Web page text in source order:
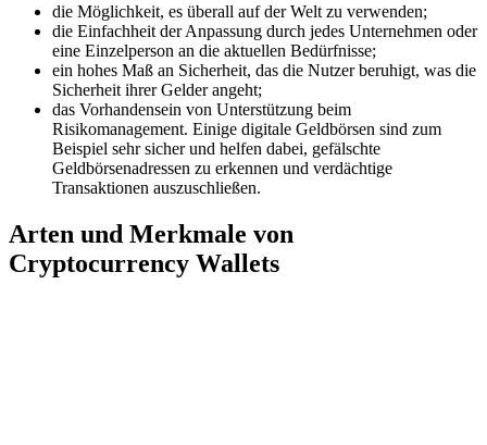
die Möglichkeit, es überall auf der Welt zu verwenden;
die Einfachheit der Anpassung durch jedes Unternehmen oder
eine Einzelperson an die aktuellen Bedürfnisse;
ein hohes Maß an Sicherheit, das die Nutzer beruhigt, was die
Sicherheit ihrer Gelder angeht;
das Vorhandensein von Unterstützung beim
Risikomanagement. Einige digitale Geldbörsen sind zum
Beispiel sehr sicher und helfen dabei, gefälschte
Geldbörsenadressen zu erkennen und verdächtige
Transaktionen auszuschließen.
Arten und Merkmale von
Cryptocurrency Wallets